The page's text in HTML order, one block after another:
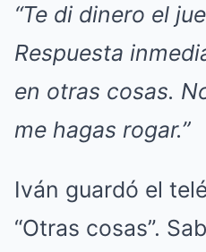
“Te di dinero el
Respuesta
en otras cosas.
me hagas rogar.”
Iván guardó el
“Otras cosas”.